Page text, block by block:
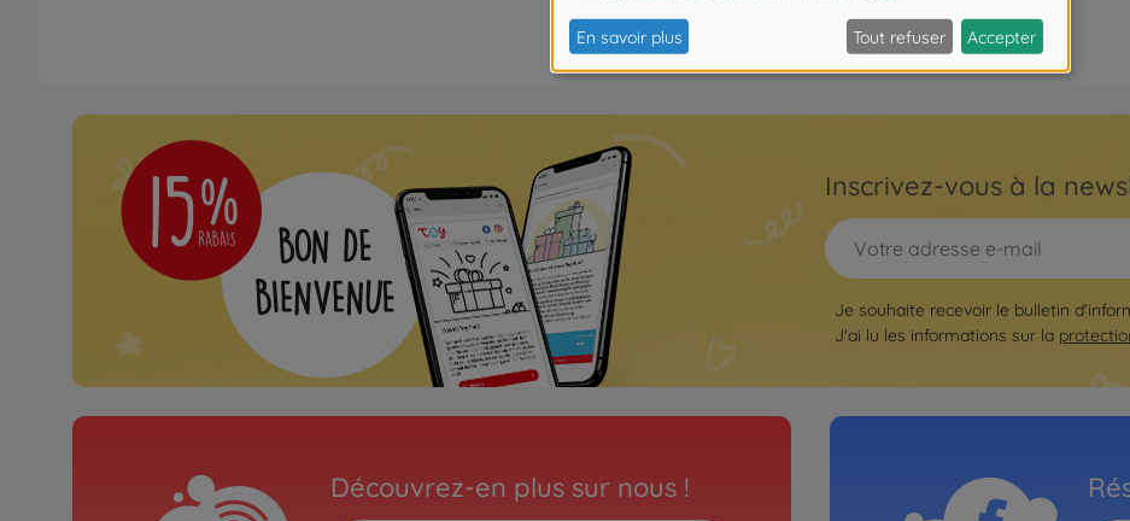
Inscrivez-vous à la
Je souhaite recevoir le bulletin
J'ai lu les informations sur la
Découvrez-en plus sur nous !